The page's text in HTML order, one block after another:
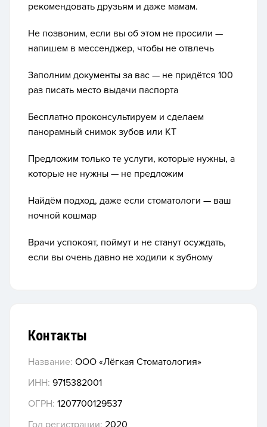
рекомендовать друзьям и даже мамам.
Не позвоним, если вы об этом не просили —
напишем в мессенджер, чтобы не отвлечь
Заполним документы за вас — не придётся 100
раз писать место выдачи паспорта
Бесплатно проконсультируем и сделаем
панорамный снимок зубов или КТ
Предложим только те услуги, которые нужны, а
которые не нужны — не предложим
Найдём подход, даже если стоматологи — ваш
ночной кошмар
Врачи успокоят, поймут и не станут осуждать,
если вы очень давно не ходили к зубному
Контакты
Название: OOO «Лёгкая Стоматология»
ИНН: 9715382001
ОГРН: 1207700129537